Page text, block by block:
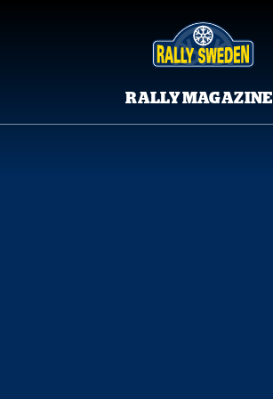
RALLY MAGAZINE